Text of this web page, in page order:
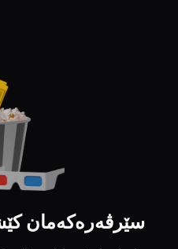
سێرڤەرەکەمان